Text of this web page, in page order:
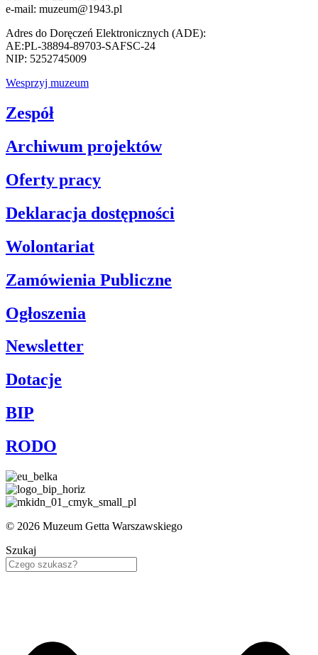
e-mail: muzeum@1943.pl
Adres do Doręczeń Elektronicznych (ADE):
AE:PL-38894-89703-SAFSC-24
NIP: 5252745009
Wesprzyj muzeum
Zespół
Archiwum projektów
Oferty pracy
Deklaracja dostępności
Wolontariat
Zamówienia Publiczne
Ogłoszenia
Newsletter
Dotacje
BIP
RODO
© 2026 Muzeum Getta Warszawskiego
Szukaj